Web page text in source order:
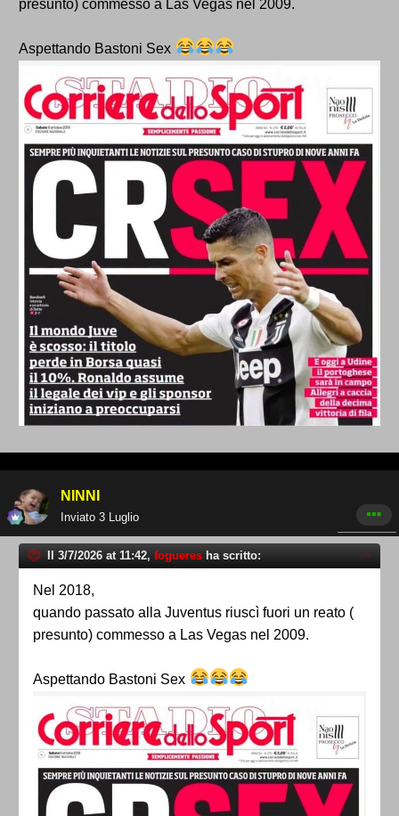
presunto) commesso a Las Vegas nel 2009.
Aspettando Bastoni Sex
NINNI
Inviato 3 Luglio
Il 3/7/2026 at 11:42, fogueres ha scritto:
Nel 2018,
quando passato alla Juventus riuscì fuori un reato (
presunto) commesso a Las Vegas nel 2009.
Aspettando Bastoni Sex